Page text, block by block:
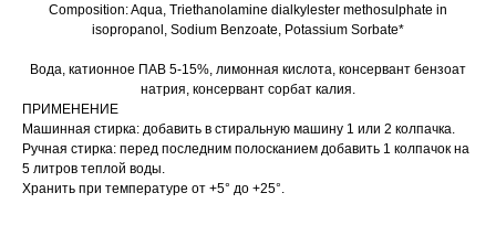
Composition: Aqua, Triethanolamine dialkylester methosulphate in
isopropanol, Sodium Benzoate, Potassium Sorbate*
Вода, катионное ПАВ 5-15%, лимонная кислота, консервант бензоат
натрия, консервант сорбат калия.
ПРИМЕНЕНИЕ
Машинная стирка: добавить в стиральную машину 1 или 2 колпачка.
Ручная стирка: перед последним полосканием добавить 1 колпачок на
5 литров теплой воды.
Хранить при температуре от +5° до +25°.